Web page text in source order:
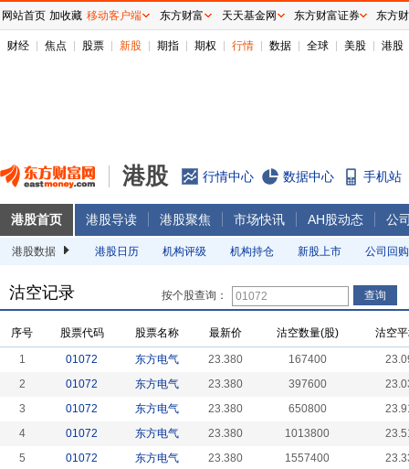
财经 焦点 股票 新股 期指 期权 行情 数据 全球 美股 港股
港股 行情中心 数据中心 手机站
港股首页 港股导读 港股聚焦 市场快讯 AH股动态 公
港股数据 港股日历 机构评级 机构持仓 新股上市 公司回购
沽空记录 按个股查询：
序号 股票代码 股票名称 最新价 沽空数量(股) 沽空
1 01072 东方电气 23.380 167400
2
01072 东方电气 23.380 397600
3
01072 东方电气 23.380 650800
4
01072 东方电气 23.380 1013800
5
01072 东方电气 23.380 1557400
网站首页 加收藏 移动客户端 东方财富 天天基金网 东方财富证券 东方